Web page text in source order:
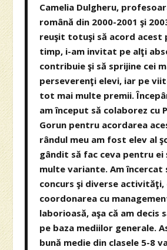
Camelia Dulgheru,
română din 2000-2001 şi
reuşit totuşi să acord acest
timp, i-am invitat pe alţi
contribuie şi să sprijine cei
perseverenţi elevi, iar pe
tot mai multe premii.
am început să colaborez cu
Gorun pentru acordarea
rândul meu am fost elev al
gândit să fac ceva pentru ei
multe variante. Am încercat
concurs şi diverse activităţi,
coordonarea cu
laborioasă, aşa că am decis
pe baza mediilor generale.
bună medie din clasele 5-8